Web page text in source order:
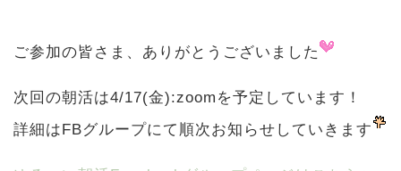
ご参加の皆さま、ありがとうございました
次回の朝活は4/17(金):zoomを予定しています！
詳細はFBグループにて順次お知らせしていきます